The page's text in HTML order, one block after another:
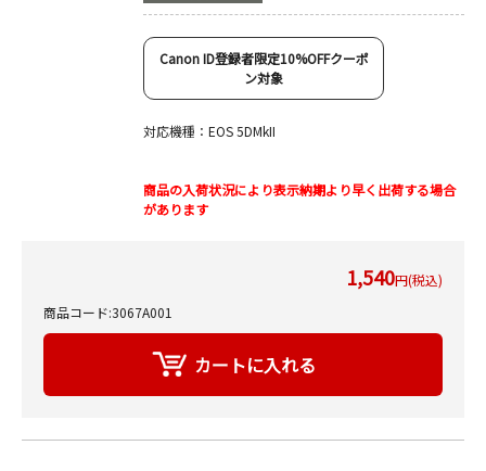
Canon ID登録者限定10%OFFクーポ
ン対象
対応機種：EOS 5DMkII
商品の入荷状況により表示納期より早く出荷する場合
があります
1,540円(税込)
商品コード:3067A001